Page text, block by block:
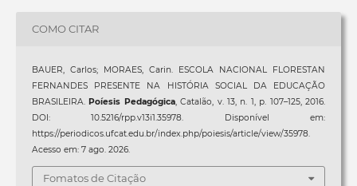
COMO CITAR
BAUER, Carlos; MORAES, Carin. ESCOLA NACIONAL FLORESTAN
FERNANDES PRESENTE NA HISTÓRIA SOCIAL DA EDUCAÇÃO
BRASILEIRA.Poíesis Pedagógica, Catalão, v. 13, n. 1, p. 107–125, 2016.
DOI: 10.5216/rpp.v13i1.35978. Disponível em:
https://periodicos.ufcat.edu.br/index.php/poiesis/article/view/35978.
Acesso em: 7 ago. 2026.
Fomatos de Citação